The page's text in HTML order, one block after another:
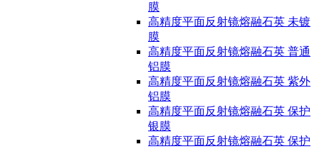
膜
高精度平面反射镜熔融石英 未镀
膜
高精度平面反射镜熔融石英 普通
铝膜
高精度平面反射镜熔融石英 紫外
铝膜
高精度平面反射镜熔融石英 保护
银膜
高精度平面反射镜熔融石英 保护